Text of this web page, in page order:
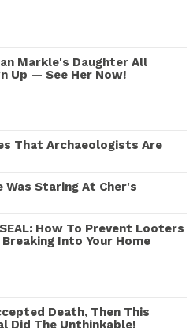
Markle's Daughter All
Up — See Her Now!
That Archaeologists Are
Was Staring At Cher's
How To Prevent Looters
Into Your Home
Death, Then This
Did The Unthinkable!